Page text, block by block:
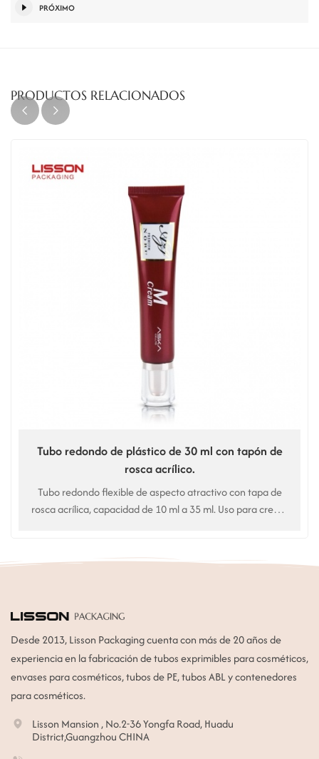
PRÓXIMO
PRODUCTOS RELACIONADOS
Tubo redondo de plástico de 30 ml con tapón de
rosca acrílico.
Tubo redondo flexible de aspecto atractivo con tapa de
rosca acrílica, capacidad de 10 ml a 35 ml. Uso para crema
Desde 2013, Lisson Packaging cuenta con más de 20 años de
experiencia en la fabricación de tubos exprimibles para cosméticos,
envases para cosméticos, tubos de PE, tubos ABL y contenedores
para cosméticos.
Lisson Mansion , No.2-36 Yongfa Road, Huadu
District,Guangzhou CHINA